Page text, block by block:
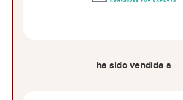
ha sido vendida a